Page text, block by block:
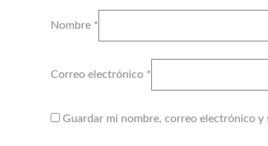
Nombre *
Correo electrónico *
Guardar mi nombre, correo electrónico y